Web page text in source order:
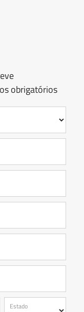
obrigatórios
Estado